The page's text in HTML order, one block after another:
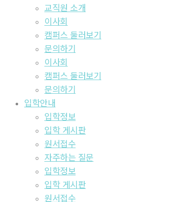
교직원 소개
이사회
캠퍼스 둘러보기
문의하기
이사회
캠퍼스 둘러보기
문의하기
입학안내
입학정보
입학 게시판
원서접수
자주하는 질문
입학정보
입학 게시판
원서접수